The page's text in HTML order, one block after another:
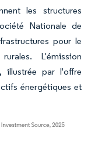
les structures
Nationale de
pour le
L'émission
illustrée par l'offre
énergétiques et